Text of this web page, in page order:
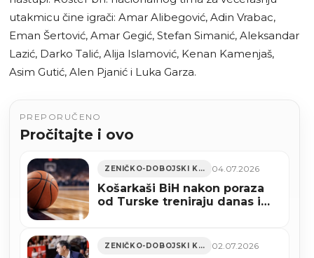
utakmicu čine igrači: Amar Alibegović, Adin Vrabac,
Eman Šertović, Amar Gegić, Stefan Simanić, Aleksandar
Lazić, Darko Talić, Alija Islamović, Kenan Kamenjaš,
Asim Gutić, Alen Pjanić i Luka Garza.
PREPORUČENO
Pročitajte i ovo
ZENIČKO-DOBOJSKI KANTON 04.07.2026
Košarkaši BiH nakon poraza
od Turske treniraju danas i
ZENIČKO-DOBOJSKI KANTON 02.07.2026